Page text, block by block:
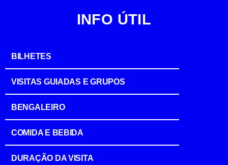
INFO ÚTIL
BILHETES
VISITAS GUIADAS E GRUPOS
BENGALEIRO
COMIDA E BEBIDA
DURAÇÃO DA VISITA